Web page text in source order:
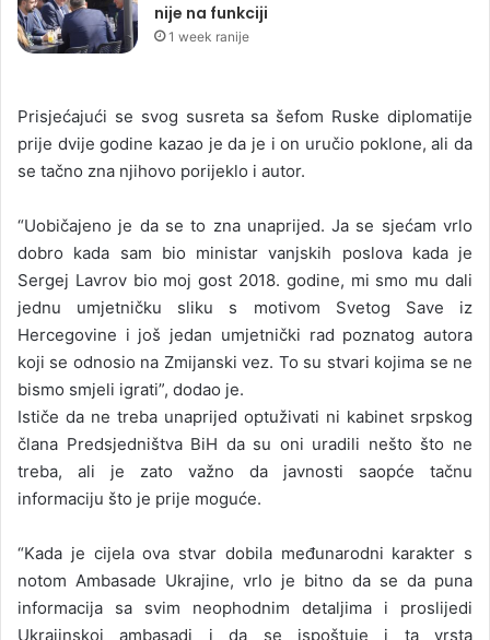
nije na funkciji
1 week ranije
Prisjećajući se svog susreta sa šefom Ruske diplomatije
prije dvije godine kazao je da je i on uručio poklone, ali da
se tačno zna njihovo porijeklo i autor.
“Uobičajeno je da se to zna unaprijed. Ja se sjećam vrlo
dobro kada sam bio ministar vanjskih poslova kada je
Sergej Lavrov bio moj gost 2018. godine, mi smo mu dali
jednu umjetničku sliku s motivom Svetog Save iz
Hercegovine i još jedan umjetnički rad poznatog autora
koji se odnosio na Zmijanski vez. To su stvari kojima se ne
bismo smjeli igrati”, dodao je.
Ističe da ne treba unaprijed optuživati ni kabinet srpskog
člana Predsjedništva BiH da su oni uradili nešto što ne
treba, ali je zato važno da javnosti saopće tačnu
informaciju što je prije moguće.
“Kada je cijela ova stvar dobila međunarodni karakter s
notom Ambasade Ukrajine, vrlo je bitno da se da puna
informacija sa svim neophodnim detaljima i proslijedi
Ukrajinskoj ambasadi i da se ispoštuje i ta vrsta